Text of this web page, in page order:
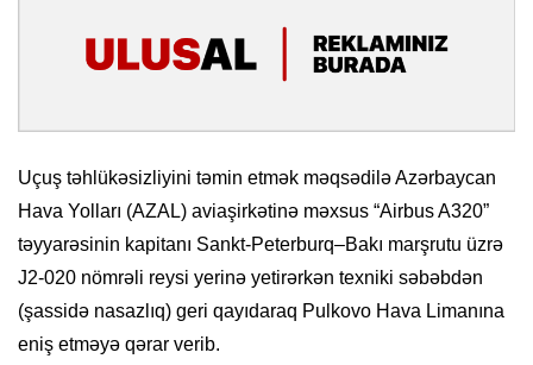
Uçuş təhlükəsizliyini təmin etmək məqsədilə Azərbaycan
Hava Yolları (AZAL) aviaşirkətinə məxsus “Airbus A320”
təyyarəsinin kapitanı Sankt-Peterburq–Bakı marşrutu üzrə
J2-020 nömrəli reysi yerinə yetirərkən texniki səbəbdən
(şassidə nasazlıq) geri qayıdaraq Pulkovo Hava Limanına
eniş etməyə qərar verib.